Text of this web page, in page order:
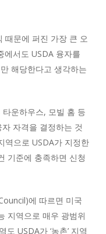
때문에 퍼진 가장 큰 오
에서도 USDA 융자를
해당한다고 생각하는
운하우스, 모빌 홈 등
자격을 결정하는 것
역으로 USDA가 지정한
기준에 충족하면 신청
에 따르면 미국
지역으로 매우 광범위
USDA가 ‘농촌’ 지역